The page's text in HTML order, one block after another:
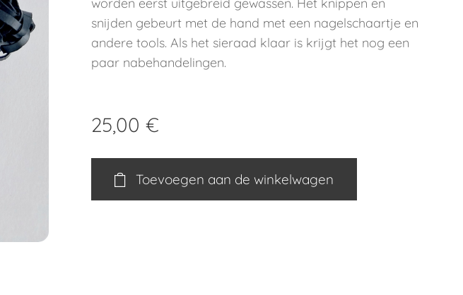
snijden gebeurt met de hand met een nagelschaartje en
andere tools. Als het sieraad klaar is krijgt het nog een
paar nabehandelingen.
25,00 €
Toevoegen aan de winkelwagen